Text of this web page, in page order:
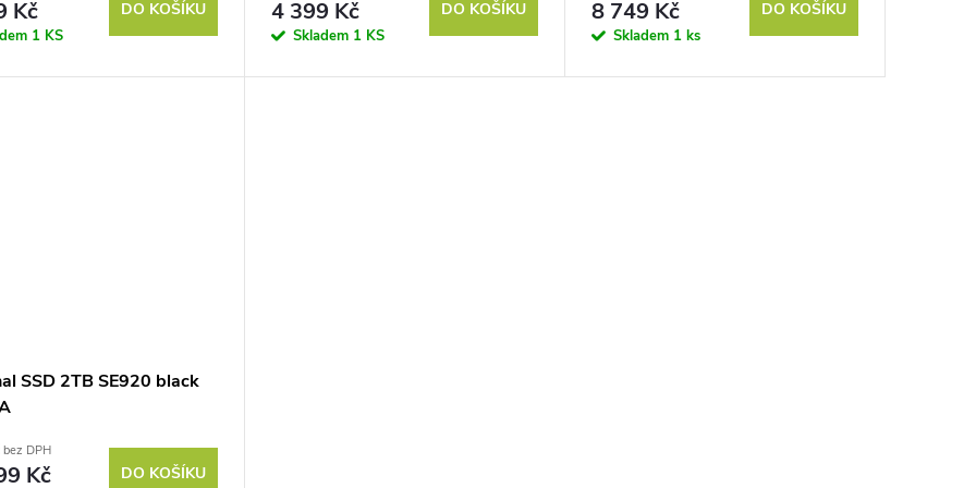
Kč
1 KS
DO KOŠÍKU 4 399 Kč
Skladem 1 KS
DO KOŠÍKU 8 749 Kč
Skladem 1 ks
DO KOŠÍKU
SSD 2TB SE920 black
DPH
Kč DO KOŠÍKU